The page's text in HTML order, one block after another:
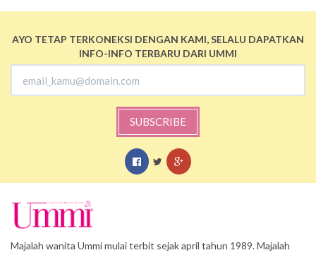
AYO TETAP TERKONEKSI DENGAN KAMI, SELALU DAPATKAN
INFO-INFO TERBARU DARI UMMI
SUBSCRIBE
Majalah wanita Ummi mulai terbit sejak april tahun 1989. Majalah